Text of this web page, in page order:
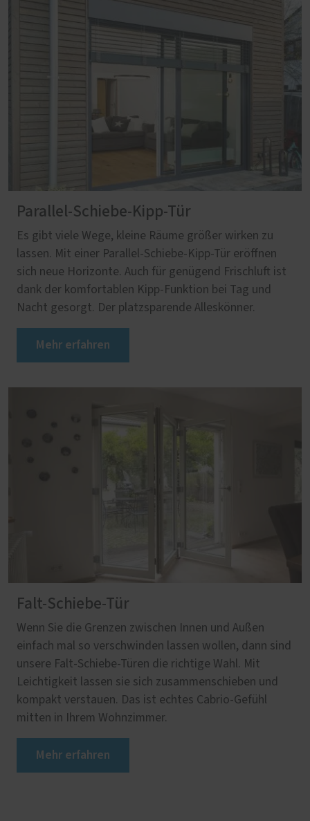
Parallel-Schiebe-Kipp-Tür
Es gibt viele Wege, kleine Räume größer wirken zu
lassen. Mit einer Parallel-Schiebe-Kipp-Tür eröffnen
sich neue Horizonte. Auch für genügend Frischluft ist
dank der komfortablen Kipp-Funktion bei Tag und
Nacht gesorgt. Der platzsparende Alleskönner.
Mehr erfahren
Falt-Schiebe-Tür
Wenn Sie die Grenzen zwischen Innen und Außen
einfach mal so verschwinden lassen wollen, dann sind
unsere Falt-Schiebe-Türen die richtige Wahl. Mit
Leichtigkeit lassen sie sich zusammenschieben und
kompakt verstauen. Das ist echtes Cabrio-Gefühl
mitten in Ihrem Wohnzimmer.
Mehr erfahren